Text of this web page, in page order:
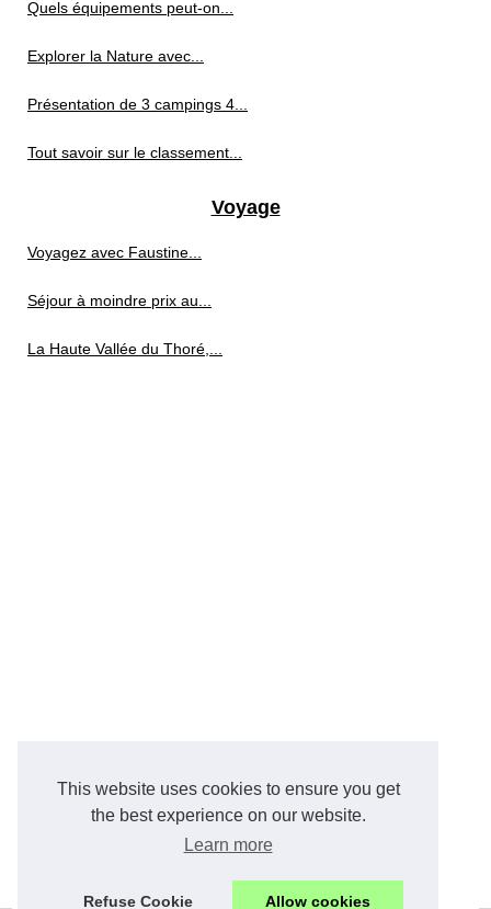
This website uses cookies to ensure you get
the best experience on our website.
Learn more
Refuse Cookie Allow cookies
Quels équipements peut-on...
Explorer la Nature avec...
Présentation de 3 campings 4...
Tout savoir sur le classement...
Voyage
Voyagez avec Faustine...
Séjour à moindre prix au...
La Haute Vallée du Thoré,...